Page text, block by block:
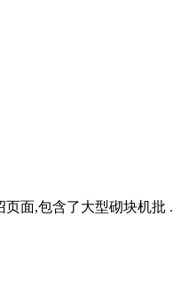
面,包含了大型砌块机批 .